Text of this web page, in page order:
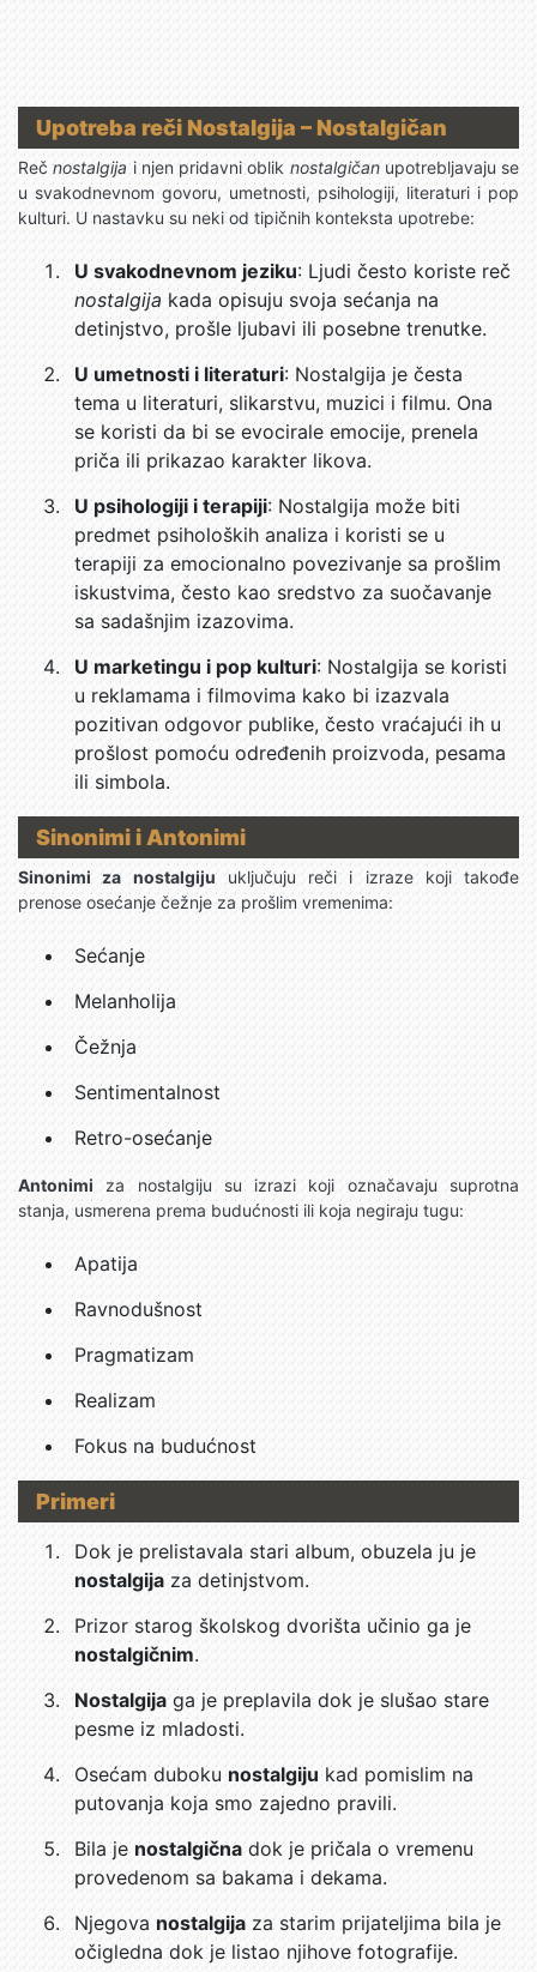
Upotreba reči Nostalgija – Nostalgičan
Rečnostalgijai njen pridavni oblik nostalgičanupotrebljavaju se
u svakodnevnom govoru, umetnosti, psihologiji, literaturi i pop
kulturi. U nastavku su neki od tipičnih konteksta upotrebe:
U svakodnevnom jeziku: Ljudi često koriste reč
nostalgija kada opisuju svoja sećanja na
detinjstvo, prošle ljubavi ili posebne trenutke.
U umetnosti i literaturi: Nostalgija je česta
tema u literaturi, slikarstvu, muzici i filmu. Ona
se koristi da bi se evocirale emocije, prenela
priča ili prikazao karakter likova.
U psihologiji i terapiji: Nostalgija može biti
predmet psiholoških analiza i koristi se u
terapiji za emocionalno povezivanje sa prošlim
iskustvima, često kao sredstvo za suočavanje
sa sadašnjim izazovima.
U marketingu i pop kulturi: Nostalgija se koristi
u reklamama i filmovima kako bi izazvala
pozitivan odgovor publike, često vraćajući ih u
prošlost pomoću određenih proizvoda, pesama
ili simbola.
Sinonimi i Antonimi
Sinonimi za nostalgijuuključuju reči i izraze koji takođe
prenose osećanje čežnje za prošlim vremenima:
Sećanje
Melanholija
Čežnja
Sentimentalnost
Retro-osećanje
Antonimi za nostalgiju su izrazi koji označavaju suprotna
stanja, usmerena prema budućnosti ili koja negiraju tugu:
Apatija
Ravnodušnost
Pragmatizam
Realizam
Fokus na budućnost
Primeri
Dok je prelistavala stari album, obuzela ju je
nostalgijaza detinjstvom.
Prizor starog školskog dvorišta učinio ga je
nostalgičnim.
Nostalgijaga je preplavila dok je slušao stare
pesme iz mladosti.
Osećam dubokunostalgijukad pomislim na
putovanja koja smo zajedno pravili.
Bila je nostalgičnadok je pričala o vremenu
provedenom sa bakama i dekama.
Njegova nostalgija za starim prijateljima bila je
očigledna dok je listao njihove fotografije.